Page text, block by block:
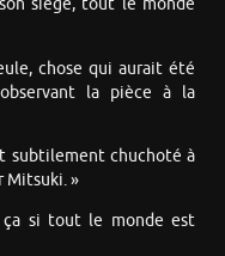
siège, tout le monde
chose qui aurait été
la pièce à la
subtilement chuchoté à
Mitsuki. »
si tout le monde est